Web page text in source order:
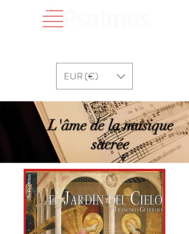
EUR (€)
L'âme de la musique
sacrée